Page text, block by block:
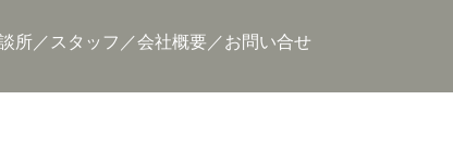
所 スタッフ 会社概要 お問い合せ